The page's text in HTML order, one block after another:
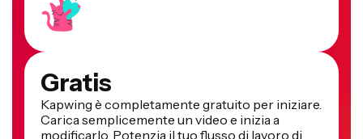
Gratis
Kapwing è completamente gratuito per iniziare.
Carica semplicemente un video e inizia a
modificarlo. Potenzia il tuo flusso di lavoro di